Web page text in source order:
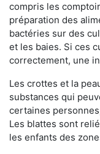
compris les
préparation des
bactéries sur des
et les baies. Si ces
correctement, une
Les crottes et la
substances qui
certaines
Les blattes sont
les enfants des